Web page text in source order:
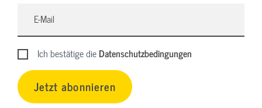
Ich bestätige dieDatenschutzbedingungen
Jetzt abonnieren